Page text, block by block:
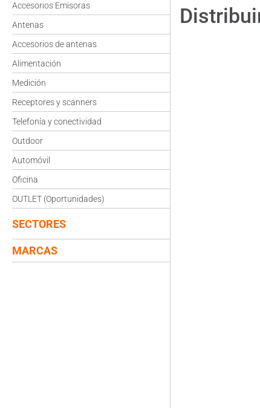
Accesorios Emisoras
Antenas
Accesorios de antenas
Alimentación
Medición
Receptores y scanners
Telefonía y conectividad
Outdoor
Automóvil
Oficina
OUTLET (Oportunidades)
SECTORES
MARCAS